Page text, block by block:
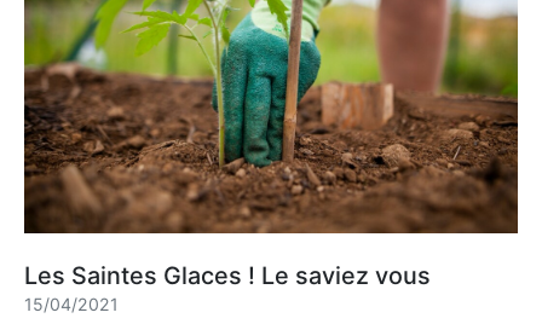
Les Saintes Glaces ! Le saviez vous
15/04/2021